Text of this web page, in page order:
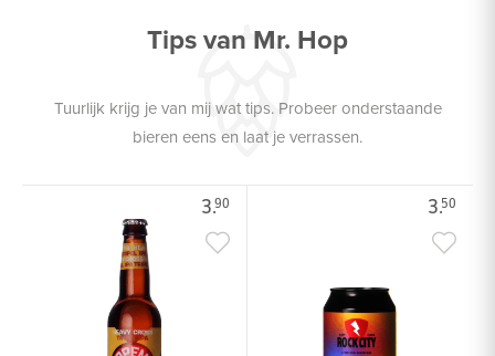
Tips van Mr. Hop
Tuurlijk krijg je van mij wat tips. Probeer onderstaande
bieren eens en laat je verrassen.
3.90 3.50